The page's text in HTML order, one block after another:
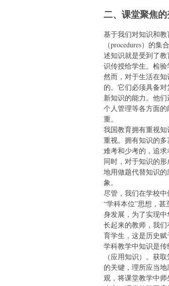
二、课堂聚焦
基于我们对知识和
（procedures）的
述知识就是受到了
识传授给学生。检验
然而，对于生活在
的。它们必须具备
新知识的能力。他
个人管理等各方面
重。
我国教育拥有重视
重视。拥有知识的
难考和少考的，追
同时，对于知识的
地用做题代替知识
象。
尽管，我们在学校
“学科本位”思想，
身发展，为了实现
长起来的教师，我
育学生，这是历史赋
学科教学中知识是
（应用知识）。获
的关键，理所应当
观，将课堂教学中